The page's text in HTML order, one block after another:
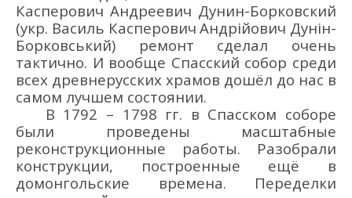
Касперович Андреевич Дунин-Борковский
(укр. Василь Касперович Андрійович Дунін-
Борковський) ремонт сделал очень
тактично. И вообще Спасский собор среди
всех древнерусских храмов дошёл до нас в
самом лучшем состоянии.
В 1792 – 1798 гг. в Спасском соборе
были проведены масштабные
реконструкционные работы. Разобрали
конструкции, построенные ещё в
домонгольские времена. Переделки